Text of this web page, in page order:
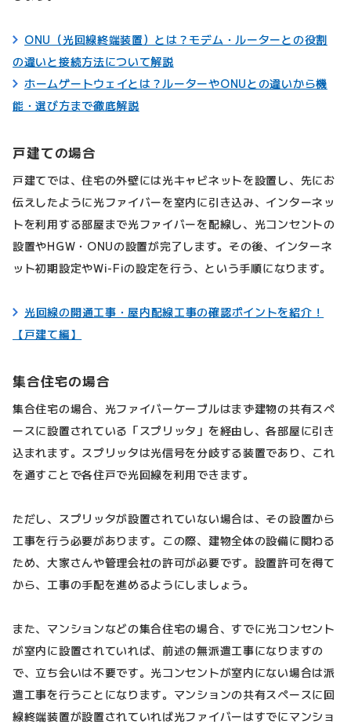
ONU（光回線終端装置）とは？モデム・ルーターとの役割
の違いと接続方法について解説
ホームゲートウェイとは？ルーターやONUとの違いから機
能・選び方まで徹底解説
戸建ての場合
戸建てでは、住宅の外壁には光キャビネットを設置し、先にお
伝えしたように光ファイバーを室内に引き込み、インターネッ
トを利用する部屋まで光ファイバーを配線し、光コンセントの
設置やHGW・ONUの設置が完了します。その後、インターネ
ット初期設定やWi-Fiの設定を行う、という手順になります。
光回線の開通工事・屋内配線工事の確認ポイントを紹介！
【戸建て編】
集合住宅の場合
集合住宅の場合、光ファイバーケーブルはまず建物の共有スペ
ースに設置されている「スプリッタ」を経由し、各部屋に引き
込まれます。スプリッタは光信号を分岐する装置であり、これ
を通すことで各住戸で光回線を利用できます。
ただし、スプリッタが設置されていない場合は、その設置から
工事を行う必要があります。この際、建物全体の設備に関わる
ため、大家さんや管理会社の許可が必要です。設置許可を得て
から、工事の手配を進めるようにしましょう。
また、マンションなどの集合住宅の場合、すでに光コンセント
が室内に設置されていれば、前述の無派遣工事になりますの
で、立ち会いは不要です。光コンセントが室内にない場合は派
遣工事を行うことになります。マンションの共有スペースに回
線終端装置が設置されていれば光ファイバーはすでにマンショ